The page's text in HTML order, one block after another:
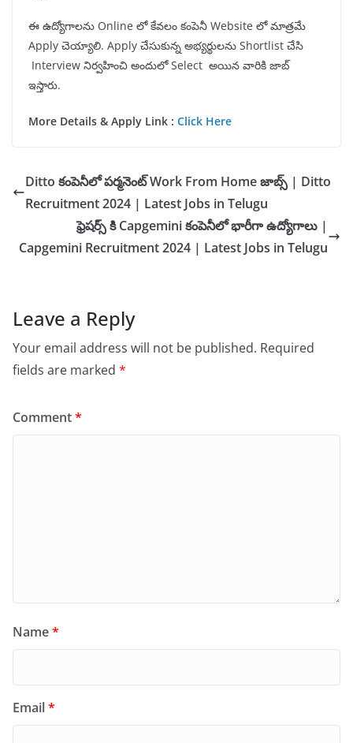
ఈ ఉద్యోగాలను Online లో కేవలం కంపెనీ Website లో మాత్రమే
Apply చెయ్యాలి. Apply చేసుకున్న అభ్యర్థులను Shortlist చేసి
Interview నిర్వహించి అందులో Select అయిన వారికి జాబ్
ఇస్తారు.
More Details & Apply Link : Click Here
Ditto కంపెనీలో పర్మనెంట్ Work From Home జాబ్స్ | Ditto
Recruitment 2024 | Latest Jobs in Telugu
ఫ్రెషర్స్ కి Capgemini కంపెనీలో భారీగా ఉద్యోగాలు |
Capgemini Recruitment 2024 | Latest Jobs in Telugu
Leave a Reply
Your email address will not be published. Required
fields are marked *
Comment*
Name*
Email*